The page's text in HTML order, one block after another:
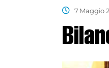
7 Maggio